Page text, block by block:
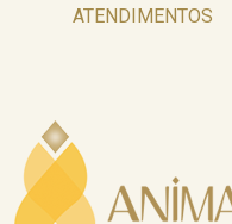
ATENDIMENTOS